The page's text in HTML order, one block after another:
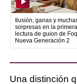
Ilusión, ganas y
sorpresas en la primera
lectura de guion de
Nueva Generación 2
Una distinción